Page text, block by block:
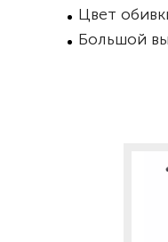
Цвет
Большой